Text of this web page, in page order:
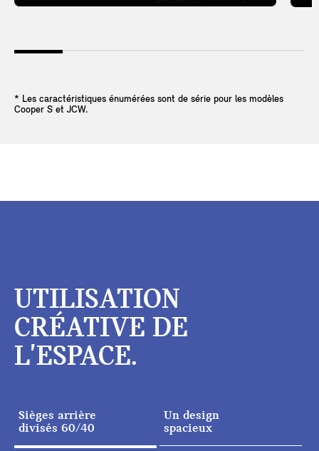
* Les caractéristiques énumérées sont de série pour les modèles
Cooper S et JCW.
UTILISATION
CRÉATIVE DE
L'ESPACE.
Sièges arrière
divisés 60/40
Un design
spacieux